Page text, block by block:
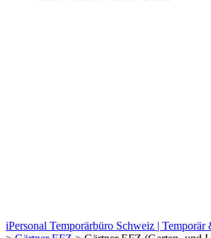
iPersonal Temporärbüro Schweiz | Temporär